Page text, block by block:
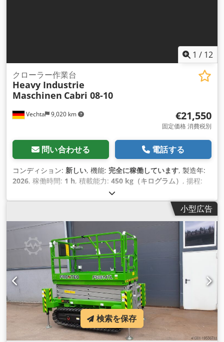
タ 本社所在地： ベヒタ AG OL HRB 216489 代表取締役：シュ
1 / 12
Vechta 9,020 km
クローラー作業台
Heavy Industrie
Maschinen Cabri 08-10
€21,550
固定価格 消費税別
問い合わせる 電話する
コンディション: 新しい, 機能: 完全に稼働しています, 製造年:
2026, 稼働時間: 1 h, 積載能力: 450 kg（キログラム） , 揚程:
2,830 kg（キログラム）
kg（キログラム）, 燃料の種類:電気, タイヤの状態:100 パー
450 kg（キ
ログラム）, 装備:UVV安全点検,
小型広告
検索を保存